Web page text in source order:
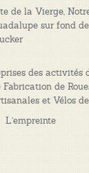
de la Vierge,
sur fond
des activités
Fabrication de
et Vélos
L’empreinte